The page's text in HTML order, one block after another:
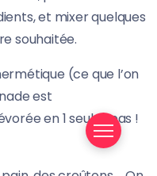
et mixer quelques
souhaitée.
(ce que l’on
est
en 1 seul repas !